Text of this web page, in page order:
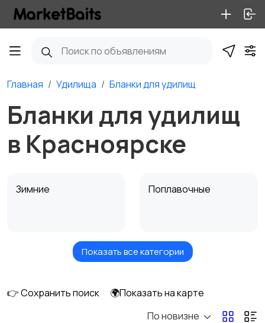
Главная Удилища Бланки для удилищ
Бланки для удилищ
в Красноярске
Зимние Поплавочные
Троллинговые
Показать все категории
👉 Сохранить поиск
🌍Показать на карте
По новизне